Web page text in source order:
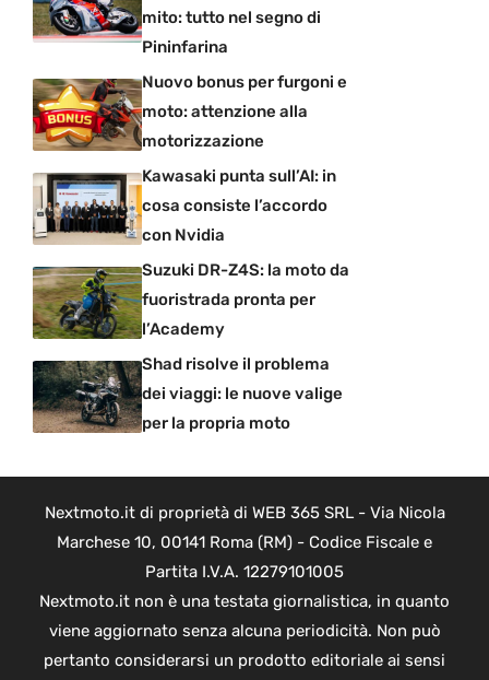
mito: tutto nel segno di
Pininfarina
Nuovo bonus per furgoni e
moto: attenzione alla
motorizzazione
Kawasaki punta sull’AI: in
cosa consiste l’accordo
con Nvidia
Suzuki DR-Z4S: la moto da
fuoristrada pronta per
l’Academy
Shad risolve il problema
dei viaggi: le nuove valige
per la propria moto
Nextmoto.it di proprietà di WEB 365 SRL - Via Nicola
Marchese 10, 00141 Roma (RM) - Codice Fiscale e
Partita I.V.A. 12279101005
Nextmoto.it non è una testata giornalistica, in quanto
viene aggiornato senza alcuna periodicità. Non può
pertanto considerarsi un prodotto editoriale ai sensi